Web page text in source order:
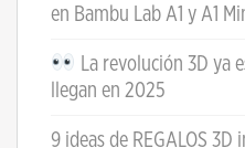
en Bambu Lab A1 y A1
La revolución 3D ya
llegan en 2025
9 ideas de REGALOS